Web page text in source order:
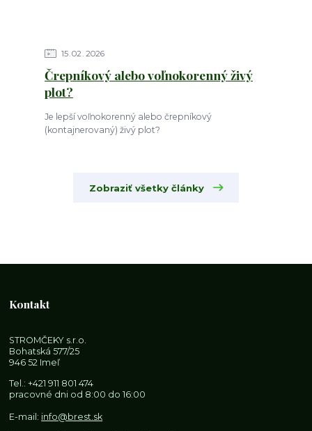
15 02 2026
Črepníkový alebo voľnokorenný živý
plot?
Je lepší voľnokorenný alebo črepníkový
(kontajnerovaný) živý plot?
Zobraziť všetky články
Kontakt
STROMČEKY s.r.o.
Bohatská 577/25
946 52 Imeľ
Tel.:+421 911 801 474
pracovné dni od 8:00 do 16:00
E-mail: info@brest.sk